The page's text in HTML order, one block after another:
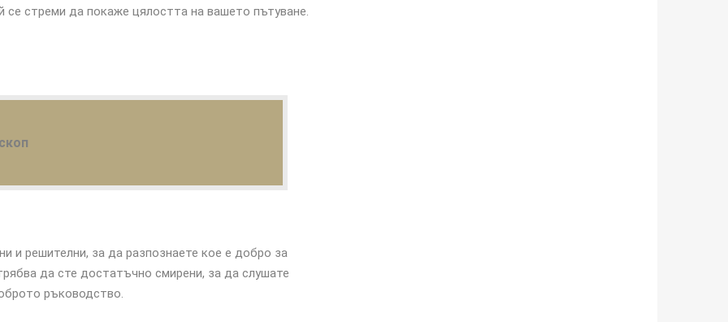
се стреми да покаже цялостта на вашето пътуване.
и решителни, за да разпознаете кое е добро за
да сте достатъчно смирени, за да слушате
ръководство.